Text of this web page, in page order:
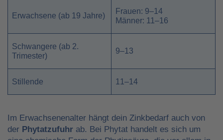
Erwachsene (ab 19 Jahre)
Frauen: 9–14
Männer: 11–16
Schwangere (ab 2.
Trimester)
9–13
Stillende 11–14
Im Erwachsenenalter hängt dein Zinkbedarf auch von
der Phytatzufuhr ab. Bei Phytat handelt es sich um